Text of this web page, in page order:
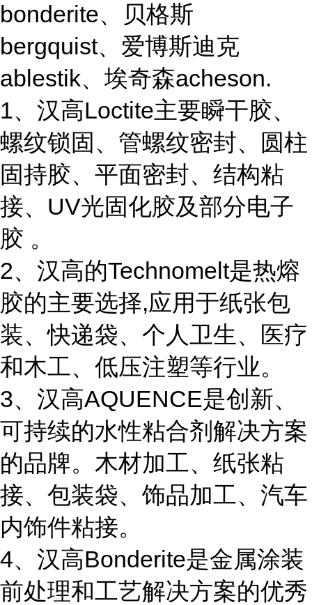
bonderite、贝格斯
bergquist、爱博斯迪克
ablestik、埃奇森acheson.
1、汉高Loctite主要瞬干胶、
螺纹锁固、管螺纹密封、圆柱
固持胶、平面密封、结构粘
接、UV光固化胶及部分电子
胶 。
2、汉高的Technomelt是热熔
胶的主要选择,应用于纸张包
装、快递袋、个人卫生、医疗
和木工、低压注塑等行业。
3、汉高AQUENCE是创新、
可持续的水性粘合剂解决方案
的品牌。木材加工、纸张粘
接、包装袋、饰品加工、汽车
内饰件粘接。
4、汉高Bonderite是金属涂装
前处理和工艺解决方案的优秀